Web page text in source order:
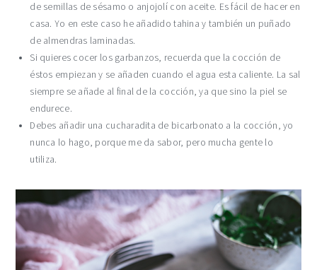
de semillas de sésamo o anjojolí con aceite. Es fácil de hacer en
casa. Yo en este caso he añadido tahina y también un puñado
de almendras laminadas.
Si quieres cocer los garbanzos, recuerda que la cocción de
éstos empiezan y se añaden cuando el agua esta caliente. La sal
siempre se añade al final de la cocción, ya que sino la piel se
endurece.
Debes añadir una cucharadita de bicarbonato a la cocción, yo
nunca lo hago, porque me da sabor, pero mucha gente lo
utiliza.